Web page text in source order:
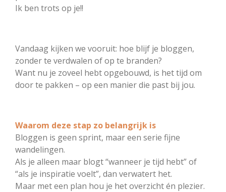
Ik ben trots op je!!
Vandaag kijken we vooruit: hoe blijf je bloggen,
zonder te verdwalen of op te branden?
Want nu je zoveel hebt opgebouwd, is het tijd om
door te pakken – op een manier die past bij jou.
Waarom deze stap zo belangrijk is
Bloggen is geen sprint, maar een serie fijne
wandelingen.
Als je alleen maar blogt “wanneer je tijd hebt” of
“als je inspiratie voelt”, dan verwatert het.
Maar met een plan hou je het overzicht én plezier.